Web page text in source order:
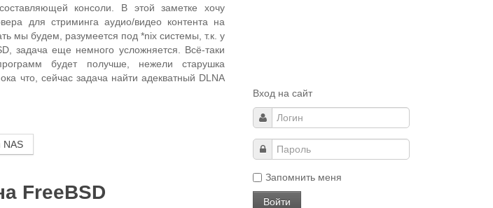
консоли. В этой заметке хочу
для стриминга аудио/видео контента на
мы будем, разумеется под *nix системы, т.к. у
задача еще немного усложняется. Всё-таки
будет получше, нежели старушка
что, сейчас задача найти адекватный DLNA
NAS
FreeBSD
Вход на сайт
Запомнить меня